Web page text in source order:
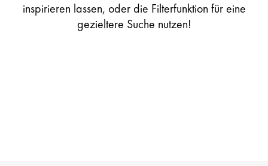
inspirieren lassen, oder die Filterfunktion für eine
gezieltere Suche nutzen!